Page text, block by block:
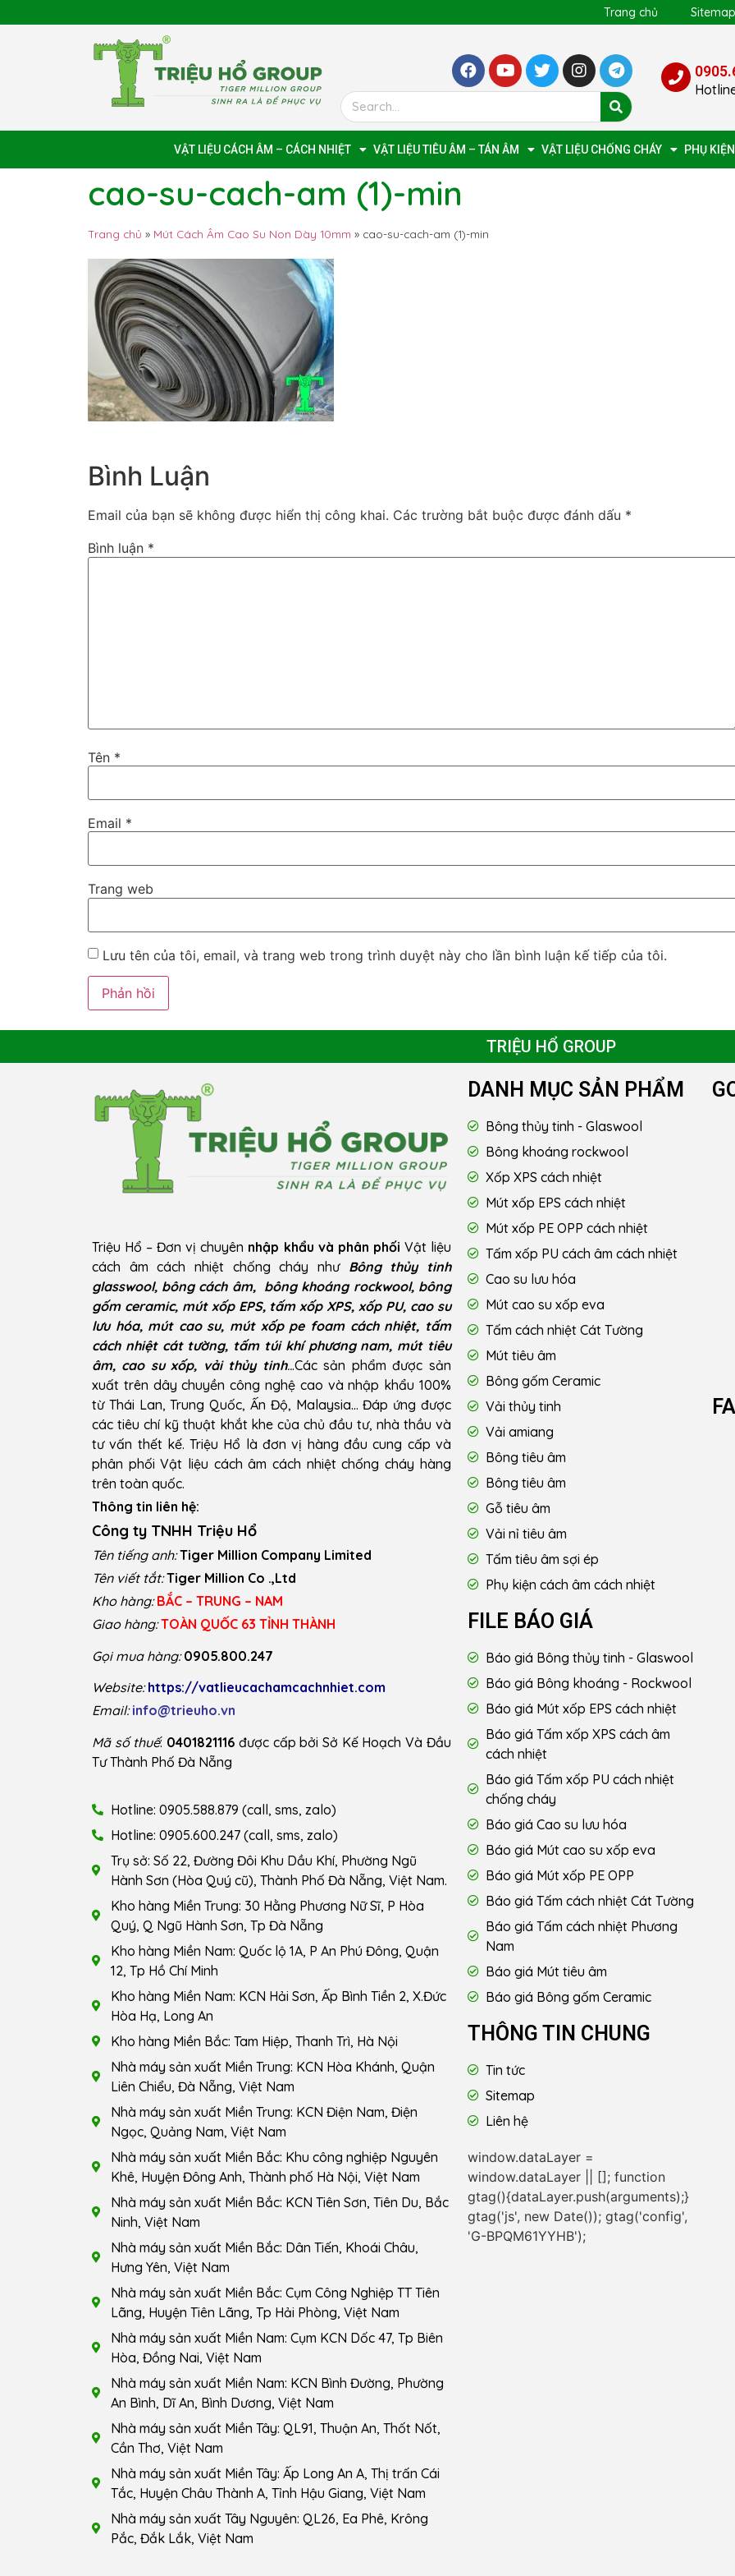
Trang chủ Sitemap
VẬT LIỆU CÁCH ÂM – CÁCH NHIỆT VẬT LIỆU TIÊU ÂM – TÁN ÂM VẬT LIỆU CHỐNG CHÁY PHỤ
cao-su-cach-am (1)-min
Trang chủ » Mút Cách Âm Cao Su Non Dày 10mm » cao-su-cach-am (1)-min
Bình Luận
Email của bạn sẽ không được hiển thị công khai. Các trường bắt buộc được đánh dấu *
Bình luận *
Tên *
Email *
Trang web
Lưu tên của tôi, email, và trang web trong trình duyệt này cho lần bình luận kế tiếp của tôi.
TRIỆU HỔ GROUP
Triệu Hổ – Đơn vị chuyên nhập khẩu và phân phối Vật liệu
cách âm cách nhiệt chống cháy như Bông thủy tinh
glasswool, bông cách âm, bông khoáng rockwool, bông
gốm ceramic, mút xốp EPS, tấm xốp XPS, xốp PU, cao su
lưu hóa, mút cao su, mút xốp pe foam cách nhiệt, tấm
cách nhiệt cát tường, tấm túi khí phương nam, mút tiêu
âm, cao su xốp, vải thủy tinh...Các sản phẩm được sản
xuất trên dây chuyền công nghệ cao và nhập khẩu 100%
từ Thái Lan, Trung Quốc, Ấn Độ, Malaysia… Đáp ứng được
các tiêu chí kỹ thuật khắt khe của chủ đầu tư, nhà thầu và
tư vấn thết kế. Triệu Hổ là đơn vị hàng đầu cung cấp và
phân phối Vật liệu cách âm cách nhiệt chống cháy hàng
trên toàn quốc.
Thông tin liên hệ:
Công ty TNHH Triệu Hổ
Tên tiếng anh: Tiger Million Company Limited
Tên viết tắt: Tiger Million Co .,Ltd
Kho hàng: BẮC – TRUNG – NAM
Giao hàng: TOÀN QUỐC 63 TỈNH THÀNH
Gọi mua hàng: 0905.800.247
Website: https://vatlieucachamcachnhiet.com
Email: info@trieuho.vn
Mã số thuế: 0401821116 được cấp bởi Sở Kế Hoạch Và Đầu
Tư Thành Phố Đà Nẵng
Hotline: 0905.588.879 (call, sms, zalo)
Hotline: 0905.600.247 (call, sms, zalo)
Trụ sở: Số 22, Đường Đôi Khu Dầu Khí, Phường Ngũ
Hành Sơn (Hòa Quý cũ), Thành Phố Đà Nẵng, Việt Nam.
Kho hàng Miền Trung: 30 Hằng Phương Nữ Sĩ, P Hòa
Quý, Q Ngũ Hành Sơn, Tp Đà Nẵng
Kho hàng Miền Nam: Quốc lộ 1A, P An Phú Đông, Quận
12, Tp Hồ Chí Minh
Kho hàng Miền Nam: KCN Hải Sơn, Ấp Bình Tiền 2, X.Đức
Hòa Hạ, Long An
Kho hàng Miền Bắc: Tam Hiệp, Thanh Trì, Hà Nội
Nhà máy sản xuất Miền Trung: KCN Hòa Khánh, Quận
Liên Chiểu, Đà Nẵng, Việt Nam
Nhà máy sản xuất Miền Trung: KCN Điện Nam, Điện
Ngọc, Quảng Nam, Việt Nam
Nhà máy sản xuất Miền Bắc: Khu công nghiệp Nguyên
Khê, Huyện Đông Anh, Thành phố Hà Nội, Việt Nam
Nhà máy sản xuất Miền Bắc: KCN Tiên Sơn, Tiên Du, Bắc
Ninh, Việt Nam
Nhà máy sản xuất Miền Bắc: Dân Tiến, Khoái Châu,
Hưng Yên, Việt Nam
Nhà máy sản xuất Miền Bắc: Cụm Công Nghiệp TT Tiên
Lãng, Huyện Tiên Lãng, Tp Hải Phòng, Việt Nam
Nhà máy sản xuất Miền Nam: Cụm KCN Dốc 47, Tp Biên
Hòa, Đồng Nai, Việt Nam
Nhà máy sản xuất Miền Nam: KCN Bình Đường, Phường
An Bình, Dĩ An, Bình Dương, Việt Nam
Nhà máy sản xuất Miền Tây: QL91, Thuận An, Thốt Nốt,
Cần Thơ, Việt Nam
Nhà máy sản xuất Miền Tây: Ấp Long An A, Thị trấn Cái
Tắc, Huyện Châu Thành A, Tỉnh Hậu Giang, Việt Nam
Nhà máy sản xuất Tây Nguyên: QL26, Ea Phê, Krông
Pắc, Đắk Lắk, Việt Nam
DANH MỤC SẢN PHẨM
Bông thủy tinh - Glaswool
Bông khoáng rockwool
Xốp XPS cách nhiệt
Mút xốp EPS cách nhiệt
Mút xốp PE OPP cách nhiệt
Tấm xốp PU cách âm cách nhiệt
Cao su lưu hóa
Mút cao su xốp eva
Tấm cách nhiệt Cát Tường
Mút tiêu âm
Bông gốm Ceramic
Vải thủy tinh
Vải amiang
Bông tiêu âm
Bông tiêu âm
Gỗ tiêu âm
Vải nỉ tiêu âm
Tấm tiêu âm sợi ép
Phụ kiện cách âm cách nhiệt
FILE BÁO GIÁ
Báo giá Bông thủy tinh - Glaswool
Báo giá Bông khoáng - Rockwool
Báo giá Mút xốp EPS cách nhiệt
Báo giá Tấm xốp XPS cách âm
cách nhiệt
Báo giá Tấm xốp PU cách nhiệt
chống cháy
Báo giá Cao su lưu hóa
Báo giá Mút cao su xốp eva
Báo giá Mút xốp PE OPP
Báo giá Tấm cách nhiệt Cát Tường
Báo giá Tấm cách nhiệt Phương
Nam
Báo giá Mút tiêu âm
Báo giá Bông gốm Ceramic
THÔNG TIN CHUNG
Tin tức
Sitemap
Liên hệ
window.dataLayer =
window.dataLayer || []; function
gtag(){dataLayer.push(arguments);}
gtag('js', new Date()); gtag('config',
'G-BPQM61YYHB');